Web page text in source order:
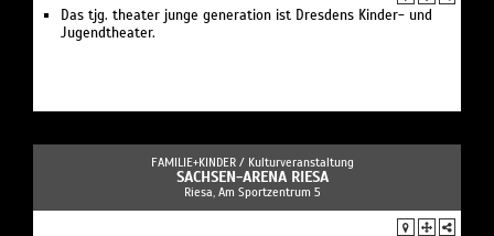
Das tjg. theater junge generation ist Dresdens Kinder- und
Jugendtheater.
FAMILIE+KINDER / Kulturveranstaltung
SACHSEN-ARENA RIESA
Riesa, Am Sportzentrum 5